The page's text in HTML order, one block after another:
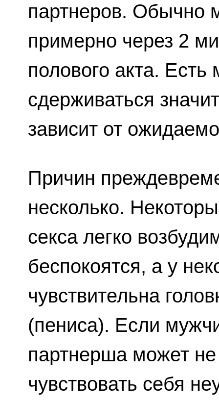
партнеров. Обычно
примерно через 2
полового акта.
сдерживаться
зависит от
Причин
несколько.
секса легко
беспокоятся, а у
чувствительна
(пениса). Если
партнерша может не
чувствовать себя